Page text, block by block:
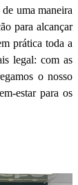
uma maneira
para alcançar
prática toda a
legal: com as
o nosso
estar para os